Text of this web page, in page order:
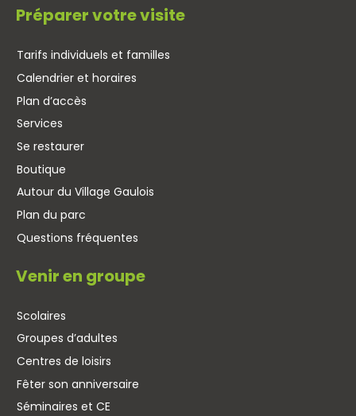
Préparer votre visite
Tarifs individuels et familles
Calendrier et horaires
Plan d’accès
Services
Se restaurer
Boutique
Autour du Village Gaulois
Plan du parc
Questions fréquentes
Venir en groupe
Scolaires
Groupes d’adultes
Centres de loisirs
Fêter son anniversaire
Séminaires et CE